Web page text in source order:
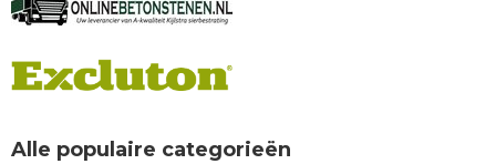
Alle populaire categorieën